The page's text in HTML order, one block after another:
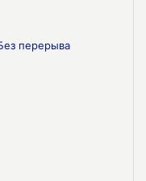
перерыва